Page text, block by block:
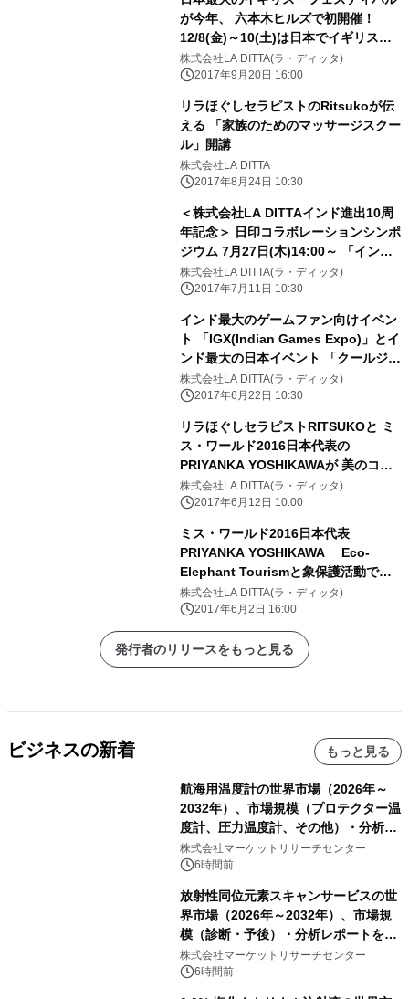
が今年、 六本木ヒルズで初開催！
12/8(金)～10(土)は日本でイギリス文
化を楽しむ週末 「グレート・ブリテ
ィッシュ・ウィークエンド」
株式会社LA DITTA(ラ・ディッタ)
2017年9月20日 16:00
リラほぐしセラピストのRitsukoが伝
える 「家族のためのマッサージスクー
ル」開講
株式会社LA DITTA
2017年8月24日 10:30
＜株式会社LA DITTAインド進出10周
年記念＞ 日印コラボレーションシンポ
ジウム 7月27日(木)14:00～ 「インド
の今は？課題は？ 日印連携の新たなス
テージへの可能性について」 ～他業種
分野で活躍する方々の経験談を～ イン
ド大使館の協力で、インド大使館(九
段)で2回目の開催
株式会社LA DITTA(ラ・ディッタ)
2017年7月11日 10:30
インド最大のゲームファン向けイベン
ト 「IGX(Indian Games Expo)」とイ
ンド最大の日本イベント 「クールジャ
パン・フェスティバル2017-ムンバ
イ・デリー-」が 連携を図り、より多
株式会社LA DITTA(ラ・ディッタ)
2017年6月22日 10:30
リラほぐしセラピストRITSUKOと ミ
ス・ワールド2016日本代表の
PRIYANKA YOSHIKAWAが 美のコラ
ボレーションをする 「美とリラクゼー
ションの一夜限りの会」を広尾で開催
株式会社LA DITTA(ラ・ディッタ)
2017年6月12日 10:00
ミス・ワールド2016日本代表
PRIYANKA YOSHIKAWA Eco-
Elephant Tourismと象保護活動で最
も権威のある Eastern Himalayan
Naturenomics(TM)Forumへの参加が
決定
株式会社LA DITTA(ラ・ディッタ)
2017年6月2日 16:00
発行者のリリースをもっと見る
ビジネスの新着 もっと見る
航海用温度計の世界市場（2026年～
2032年）、市場規模（プロテクター温
度計、圧力温度計、その他）・分析レ
ポートを発表
株式会社マーケットリサーチセンター
6時間前
放射性同位元素スキャンサービスの世
界市場（2026年～2032年）、市場規
模（診断・予後）・分析レポートを発
表
株式会社マーケットリサーチセンター
6時間前